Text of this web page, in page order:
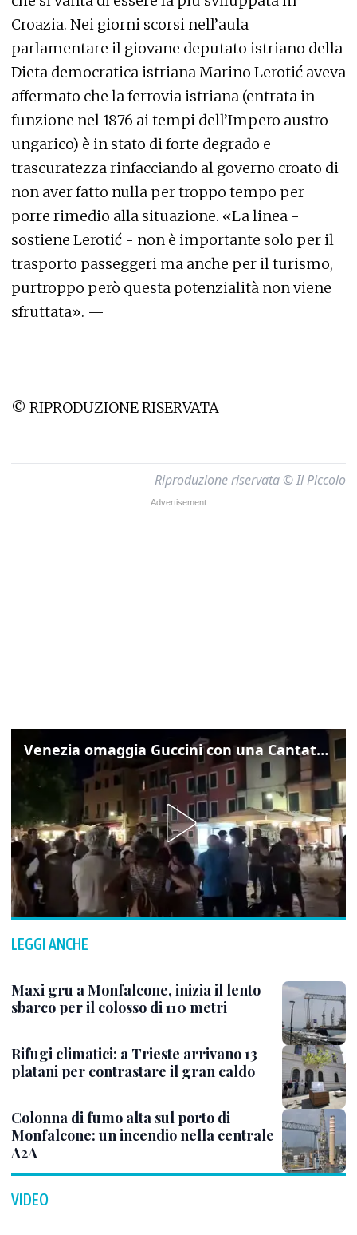
Croazia. Nei giorni scorsi nell’aula
parlamentare il giovane deputato istriano della
Dieta democratica istriana Marino Lerotić aveva
affermato che la ferrovia istriana (entrata in
funzione nel 1876 ai tempi dell’Impero austro-
ungarico) è in stato di forte degrado e
trascuratezza rinfacciando al governo croato di
non aver fatto nulla per troppo tempo per
porre rimedio alla situazione. «La linea -
sostiene Lerotić - non è importante solo per il
trasporto passeggeri ma anche per il turismo,
purtroppo però questa potenzialità non viene
sfruttata». —
© RIPRODUZIONE RISERVATA
Riproduzione riservata © Il Piccolo
Venezia omaggia Guccini con una Cantata Anarchica in campo Santa Margherita
LEGGI ANCHE
Maxi gru a Monfalcone, inizia il lento
sbarco per il colosso di 110 metri
Rifugi climatici: a Trieste arrivano 13
platani per contrastare il gran caldo
Colonna di fumo alta sul porto di
Monfalcone: un incendio nella centrale
A2A
VIDEO